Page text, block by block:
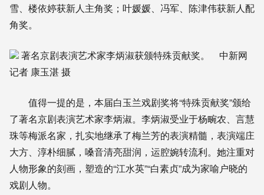
雪、楼依婷获新人主角奖；叶媛媛、冯军、陈津伟获新人配
角奖。
著名京剧表演艺术家李炳淑获颁特殊贡献奖。 中新网
记者 康玉湛 摄
值得一提的是，本届白玉兰戏剧奖将“特殊贡献奖”颁给
了著名京剧表演艺术家李炳淑。李炳淑受业于杨畹农、言慧
珠等梅派名家，扎实地继承了梅兰芳的表演精髓，表演端庄
大方、淳朴细腻，嗓音清亮甜润，运腔婉转流利。她注重对
人物形象的刻画，塑造的“江水英”“白素贞”成为家喻户晓的
戏剧人物。